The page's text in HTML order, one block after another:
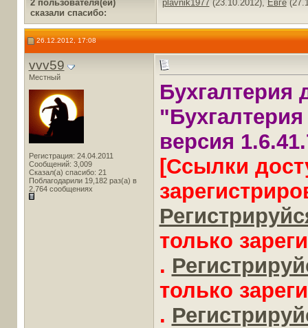
2 пользователя(ей)
сказали cпасибо:
plavnik1977(23.10.2012), Евге
26.12.2012, 17:08
vvv59
Местный
Регистрация: 24.04.2011
Сообщений: 3,009
Сказал(а) спасибо: 21
Поблагодарили 19,182 раз(а) в
2,764 сообщениях
Бухгалтерия
версия
[Ссылки
только
.
только
.